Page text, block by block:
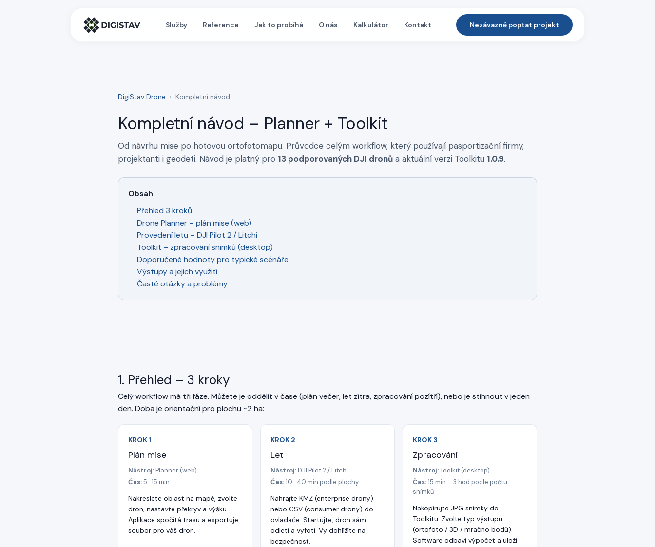
Služby Reference Jak to probíhá O nás Kalkulátor Kontakt Nezávazně poptat projekt
DigiStav Drone › Kompletní návod
Kompletní návod – Planner + Toolkit
Od návrhu mise po hotovou ortofotomapu. Průvodce celým workflow, který používají pasportizační firmy,
projektanti i geodeti. Návod je platný pro 13 podporovaných DJI dronů a aktuální verzi Toolkitu 1.0.9.
Obsah
Přehled 3 kroků
Drone Planner – plán mise (web)
Provedení letu – DJI Pilot 2 / Litchi
Toolkit – zpracování snímků (desktop)
Doporučené hodnoty pro typické scénáře
Výstupy a jejich využití
Časté otázky a problémy
1. Přehled – 3 kroky
Celý workflow má tři fáze. Můžete je oddělit v čase (plán večer, let zítra, zpracování pozítří), nebo je stihnout v jeden
den. Doba je orientační pro plochu ~2 ha:
KROK1
Plán mise
Nástroj:Planner (web)
Čas:5–15 min
Nakreslete oblast na mapě, zvolte
dron, nastavte překryv a výšku.
Aplikace spočítá trasu a exportuje
soubor pro váš dron.
KROK 2
Let
Nástroj:DJI Pilot 2 / Litchi
Čas:10–40 min podle plochy
Nahrajte KMZ (enterprise drony)
nebo CSV (consumer drony) do
ovladače. Startujte, dron sám
odletí a vyfotí. Vy dohlížíte na
bezpečnost.
KROK 3
Zpracování
Nástroj:Toolkit (desktop)
Čas:15 min – 3 hod podle počtu
snímků
Nakopírujte JPG snímky do
Toolkitu. Zvolte typ výstupu
(ortofoto / 3D / mračno bodů).
Software odbaví výpočet a uloží